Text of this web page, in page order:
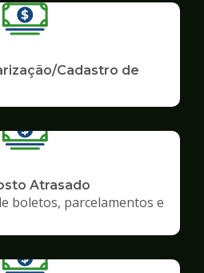
Cadastro de
Atrasado
boletos, parcelamentos e